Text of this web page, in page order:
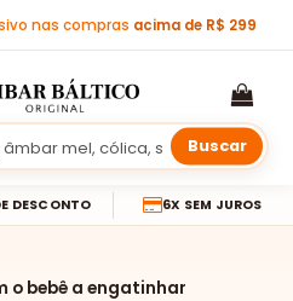
nas compras acima de R$ 299
Buscar
DESCONTO 6X SEM JUROS
o bebê a engatinhar